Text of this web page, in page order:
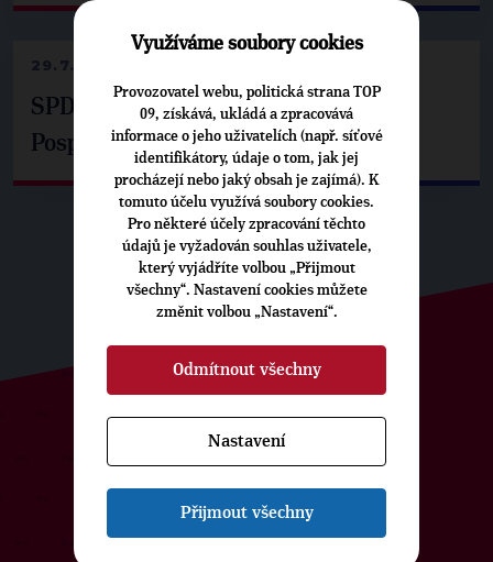
29.7.2026
SPD už není ve zprávě o extremismu.
Pospíšil: Je tu pachuť
ODEBÍREJTE NÁŠ TOPOVÝ
NEWSLETTER
Využíváme soubory cookies
Provozovatel webu, politická strana TOP
09, získává, ukládá a zpracovává
informace o jeho uživatelích (např. síťové
identifikátory, údaje o tom, jak jej
procházejí nebo jaký obsah je zajímá). K
tomuto účelu využívá soubory cookies.
Pro některé účely zpracování těchto
údajů je vyžadován souhlas uživatele,
který vyjádříte volbou „Přijmout
všechny“. Nastavení cookies můžete
změnit volbou „Nastavení“.
Odmítnout všechny
Nastavení
Přijmout všechny